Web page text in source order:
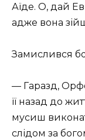
Аїде. О, дай
адже вона
Замислився
— Гаразд,
її назад до
мусиш
слідом за